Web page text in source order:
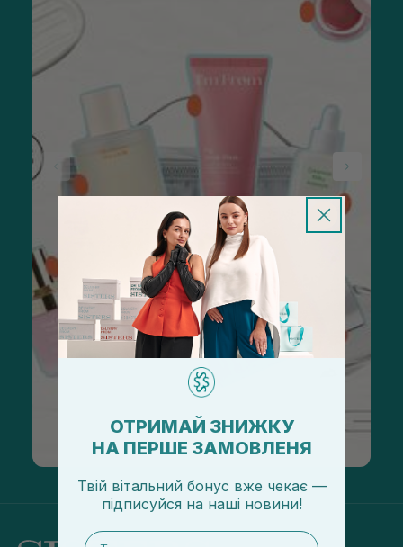
ОТРИМАЙ ЗНИЖКУ
НА ПЕРШЕ ЗАМОВЛЕНЯ
Твій вітальний бонус вже чекає —
підписуйся на наші новини!
email